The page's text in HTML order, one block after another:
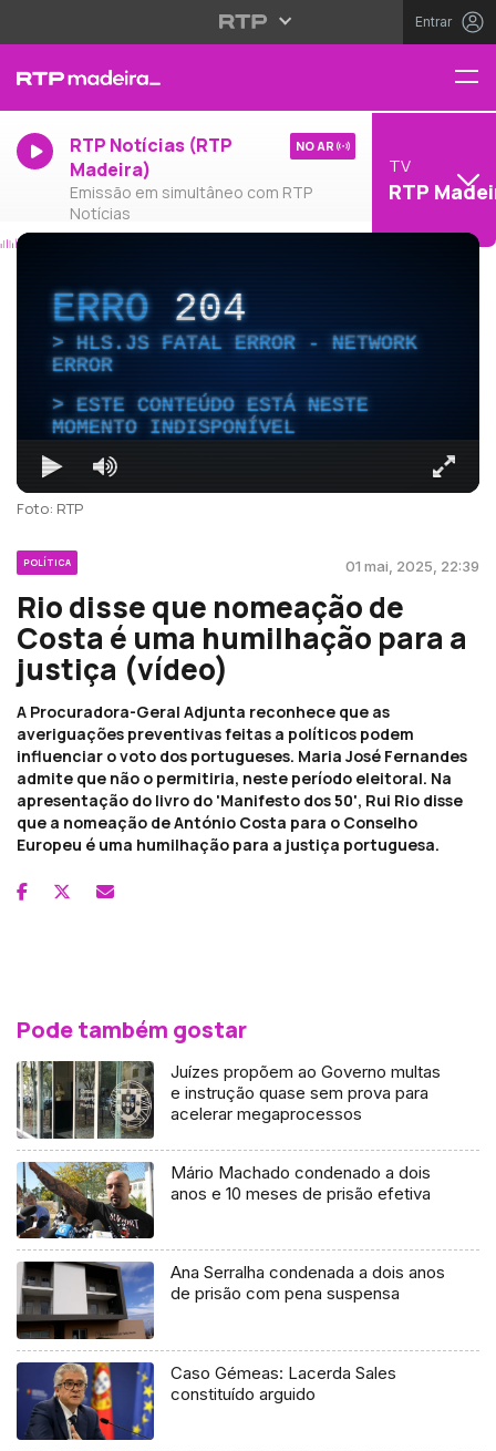
Entrar
RTP Notícias (RTP
Madeira)
Emissão em simultâneo com RTP
Notícias
NO AR
TV
RTP
ERRO204
HLS.JS FATAL ERROR - NETWORK
ERROR
ESTE CONTEÚDO ESTÁ NESTE
MOMENTO INDISPONÍVEL
Foto: RTP
POLÍTICA 01 mai, 2025, 22:39
Rio disse que nomeação de
Costa é uma humilhação para a
justiça (vídeo)
A Procuradora-Geral Adjunta reconhece que as
averiguações preventivas feitas a políticos podem
influenciar o voto dos portugueses. Maria José Fernandes
admite que não o permitiria, neste período eleitoral. Na
apresentação do livro do 'Manifesto dos 50', Rui Rio disse
que a nomeação de António Costa para o Conselho
Europeu é uma humilhação para a justiça portuguesa.
Pode também gostar
Juízes propõem ao Governo multas
e instrução quase sem prova para
acelerar megaprocessos
Mário Machado condenado a dois
anos e 10 meses de prisão efetiva
Ana Serralha condenada a dois anos
de prisão com pena suspensa
Caso Gémeas: Lacerda Sales
constituído arguido